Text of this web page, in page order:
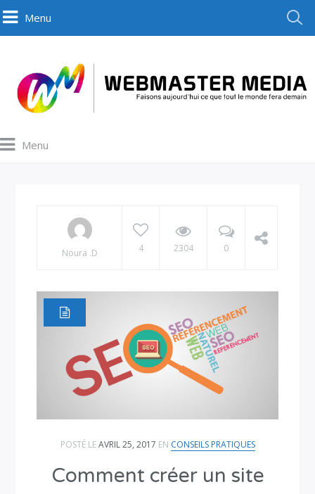
Menu
Menu
Noura .D 4 2304 0
POSTÉ LEAVRIL 25, 2017 EN CONSEILS PRATIQUES
Comment créer un site